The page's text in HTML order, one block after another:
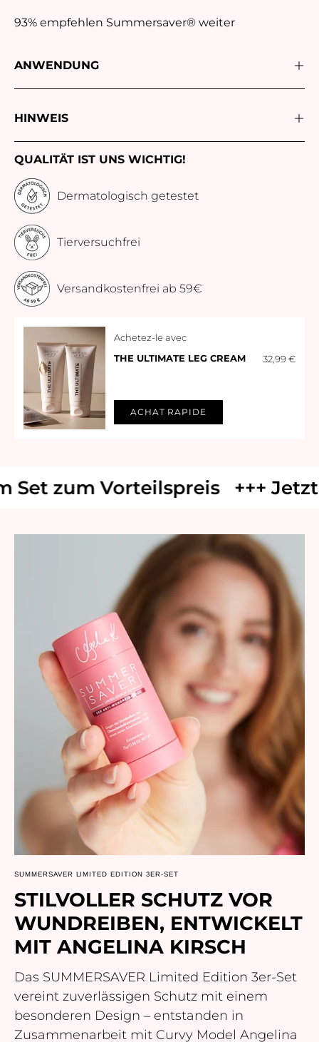
93% empfehlen Summersaver® weiter
ANWENDUNG
HINWEIS
QUALITÄT IST UNS WICHTIG!
Dermatologisch getestet
Tierversuchfrei
Versandkostenfrei ab 59€
Achetez-le avec
THE ULTIMATE LEG CREAM 32,99 €
ACHAT RAPIDE
zum Vorteilspreis +++ Jetzt
SUMMERSAVER LIMITED EDITION 3ER-SET
STILVOLLER SCHUTZ VOR
WUNDREIBEN, ENTWICKELT
MIT ANGELINA KIRSCH
Das SUMMERSAVER Limited Edition 3er-Set
vereint zuverlässigen Schutz mit einem
besonderen Design – entstanden in
Zusammenarbeit mit Curvy Model Angelina